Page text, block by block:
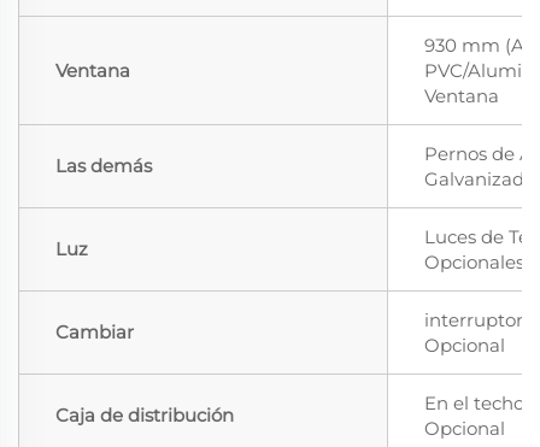
Ventana
930 mm (A)
PVC/
Ventana
Las demás
Pernos de
Luz
Luces de
Opcionales
Cambiar
interruptor
Opcional
Caja de distribución
En el techo,
Opcional